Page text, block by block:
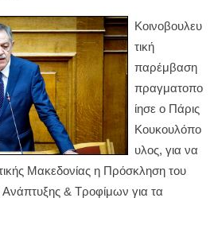
Κοινοβουλευ
τική
παρέμβαση
πραγματοπο
ίησε ο Πάρις
Κουκουλόπο
υλος, για να
Μακεδονίας η Πρόσκληση του
Ανάπτυξης & Τροφίμων για τα